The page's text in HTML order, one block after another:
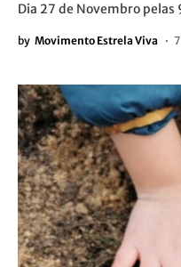
Dia 27 de Novembro pelas
by Movimento Estrela Viva